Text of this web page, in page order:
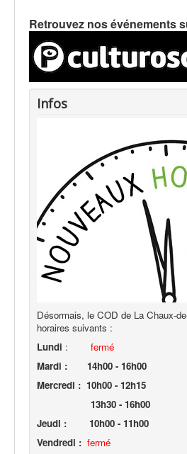
Retrouvez nos événements
Infos
Désormais, le COD de La Chaux-
horaires suivants :
Lundi : fermé
Mardi :
14h00 - 16h00
Mercredi : 10h00 - 12h15
13h30 - 16h00
Jeudi : 10h00 - 11h00
Vendredi : fermé